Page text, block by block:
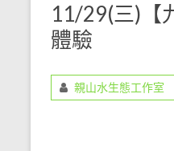
環
境
解
教
育
11/29(三)【
體驗
親山水生態工作室